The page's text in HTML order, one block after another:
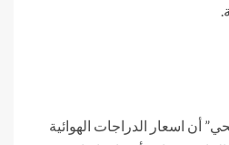
أن اسعار الدراجات الهوائية